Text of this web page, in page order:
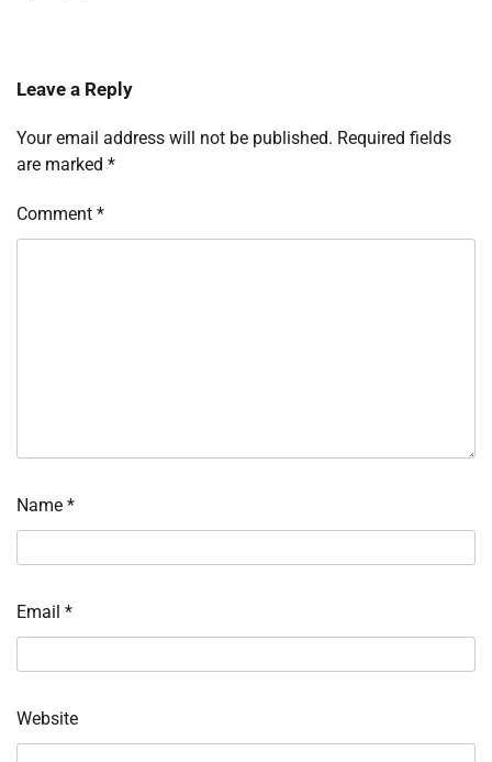
Leave a Reply
Your email address will not be published. Required fields
are marked *
Comment *
Name *
Email *
Website